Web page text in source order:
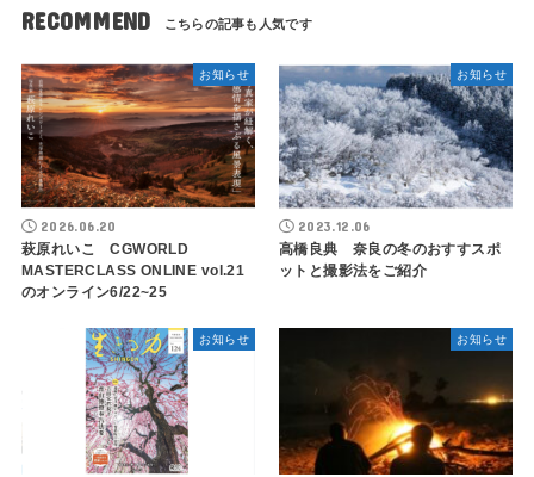
RECOMMEND
お知らせ
2026.06.20
萩原れいこ CGWORLD
MASTERCLASS ONLINE vol.21
のオンライン6/22~25
お知らせ
2023.12.06
高橋良典 奈良の冬のおすすスポ
ットと撮影法をご紹介
お知らせ お知らせ